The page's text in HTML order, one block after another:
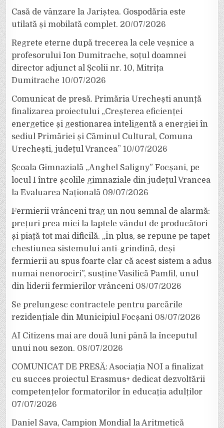
Casă de vânzare la Jariștea. Gospodăria este
utilată și mobilată complet. 20/07/2026
Regrete eterne după trecerea la cele veșnice a
profesorului Ion Dumitrache, soțul doamnei
director adjunct al Școlii nr. 10, Mitrița
Dumitrache 10/07/2026
Comunicat de presă. Primăria Urechești anunță
finalizarea proiectului „Creșterea eficienței
energetice și gestionarea inteligentă a energiei în
sediul Primăriei și Căminul Cultural, Comuna
Urechești, județul Vrancea” 10/07/2026
Școala Gimnazială „Anghel Saligny” Focșani, pe
locul I între școlile gimnaziale din județul Vrancea
la Evaluarea Națională 09/07/2026
Fermierii vrânceni trag un nou semnal de alarmă:
prețuri prea mici la laptele vândut de producători
și piață tot mai dificilă. „În plus, se repune pe tapet
chestiunea sistemului anti-grindină, deși
fermierii au spus foarte clar că acest sistem a adus
numai nenorociri”, susține Vasilică Pamfil, unul
din liderii fermierilor vrânceni 08/07/2026
Se prelungesc contractele pentru parcările
rezidențiale din Municipiul Focșani 08/07/2026
AI Citizens mai are două luni până la începutul
unui nou sezon. 08/07/2026
COMUNICAT DE PRESĂ: Asociația NOI a finalizat
cu succes proiectul Erasmus+ dedicat dezvoltării
competențelor formatorilor în educația adulților
07/07/2026
Daniel Sava, Campion Mondial la Aritmetică